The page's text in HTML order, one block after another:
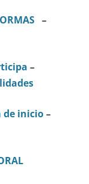
–
–
de inicio–